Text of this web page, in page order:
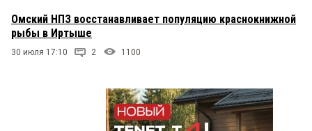
Омский НПЗ восстанавливает популяцию краснокнижной
рыбы в Иртыше
30 июля 17:10 2 1100